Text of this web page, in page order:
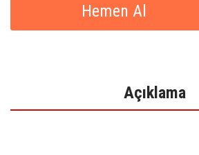
Hemen Al
Açıklama